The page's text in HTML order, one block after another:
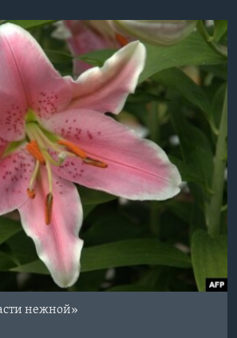
нежной»